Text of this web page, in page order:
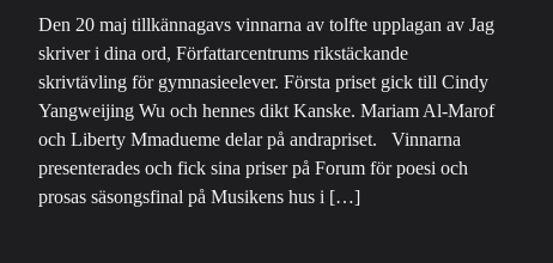
Den 20 maj tillkännagavs vinnarna av tolfte upplagan av Jag
skriver i dina ord, Författarcentrums rikstäckande
skrivtävling för gymnasieelever. Första priset gick till Cindy
Yangweijing Wu och hennes dikt Kanske. Mariam Al-Marof
och Liberty Mmadueme delar på andrapriset. Vinnarna
presenterades och fick sina priser på Forum för poesi och
prosas säsongsfinal på Musikens hus i […]